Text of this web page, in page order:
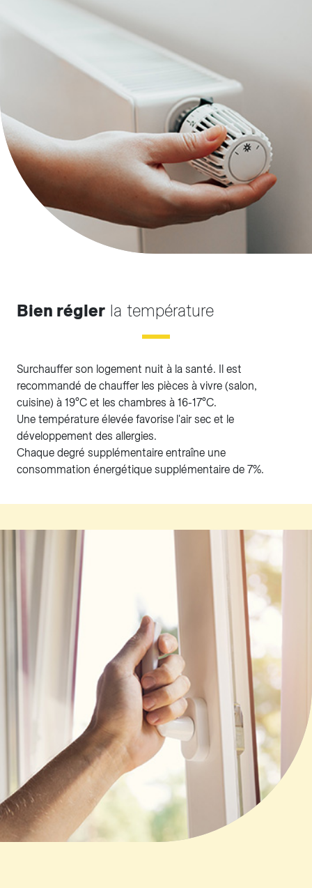
Bien régler la température
Surchauffer son logement nuit à la santé. Il est
recommandé de chauffer les pièces à vivre (salon,
cuisine) à 19°C et les chambres à 16-17°C.
Une température élevée favorise l'air sec et le
développement des allergies.
Chaque degré supplémentaire entraîne une
consommation énergétique supplémentaire de 7%.